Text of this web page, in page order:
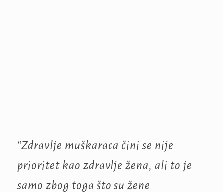
“Zdravlje muškaraca čini se nije
prioritet kao zdravlje žena, ali to je
samo zbog toga što su žene